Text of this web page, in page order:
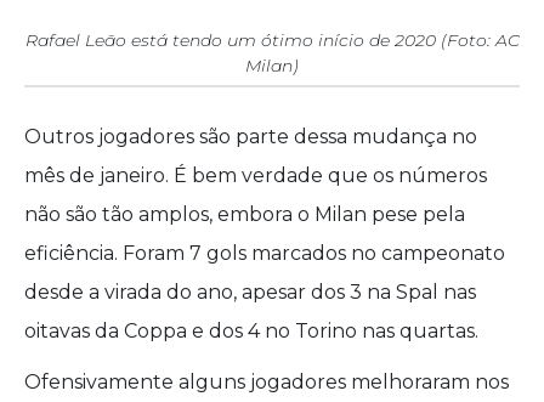
Rafael Leão está tendo um ótimo início de 2020 (Foto: AC
Milan)
Outros jogadores são parte dessa mudança no
mês de janeiro. É bem verdade que os números
não são tão amplos, embora o Milan pese pela
eficiência. Foram 7 gols marcados no campeonato
desde a virada do ano, apesar dos 3 na Spal nas
oitavas da Coppa e dos 4 no Torino nas quartas.
Ofensivamente alguns jogadores melhoraram nos